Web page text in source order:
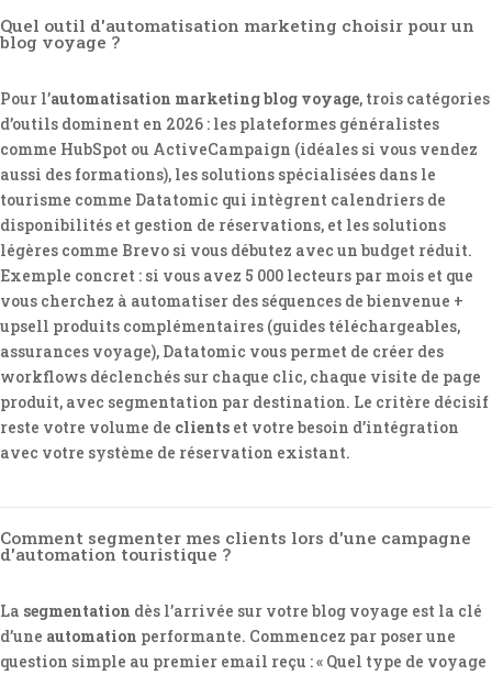
Quel outil d'automatisation marketing choisir pour un
blog voyage ?
Pour l’automatisation marketing blog voyage, trois catégories
d’outils dominent en 2026 : les plateformes généralistes
comme HubSpot ou ActiveCampaign (idéales si vous vendez
aussi des formations), les solutions spécialisées dans le
tourisme comme Datatomic qui intègrent calendriers de
disponibilités et gestion de réservations, et les solutions
légères comme Brevo si vous débutez avec un budget réduit.
Exemple concret : si vous avez 5 000 lecteurs par mois et que
vous cherchez à automatiser des séquences de bienvenue +
upsell produits complémentaires (guides téléchargeables,
assurances voyage), Datatomic vous permet de créer des
workflows déclenchés sur chaque clic, chaque visite de page
produit, avec segmentation par destination. Le critère décisif
reste votre volume de clients et votre besoin d’intégration
avec votre système de réservation existant.
Comment segmenter mes clients lors d'une campagne
d'automation touristique ?
La segmentation dès l’arrivée sur votre blog voyage est la clé
d’une automation performante. Commencez par poser une
question simple au premier email reçu : « Quel type de voyage